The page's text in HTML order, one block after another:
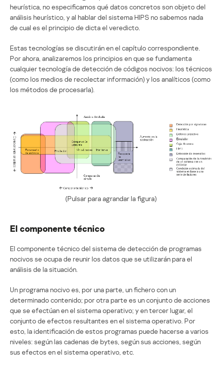
heurística, no especificamos qué datos concretos son objeto del
análisis heurístico, y al hablar del sistema HIPS no sabemos nada
de cual es el principio de dicta el veredicto.
Estas tecnologías se discutirán en el capítulo correspondiente.
Por ahora, analizaremos los principios en que se fundamenta
cualquier tecnología de detección de códigos nocivos: los técnicos
(como los medios de recolectar información) y los analíticos (como
los métodos de procesarla).
(Pulsar para agrandar la figura)
El componente técnico
El componente técnico del sistema de detección de programas
nocivos se ocupa de reunir los datos que se utilizarán para el
análisis de la situación.
Un programa nocivo es, por una parte, un fichero con un
determinado contenido; por otra parte es un conjunto de acciones
que se efectúan en el sistema operativo; y en tercer lugar, el
conjunto de efectos resultantes en el sistema operativo. Por
esto, la identificación de estos programas puede hacerse a varios
niveles: según las cadenas de bytes, según sus acciones, según
sus efectos en el sistema operativo, etc.